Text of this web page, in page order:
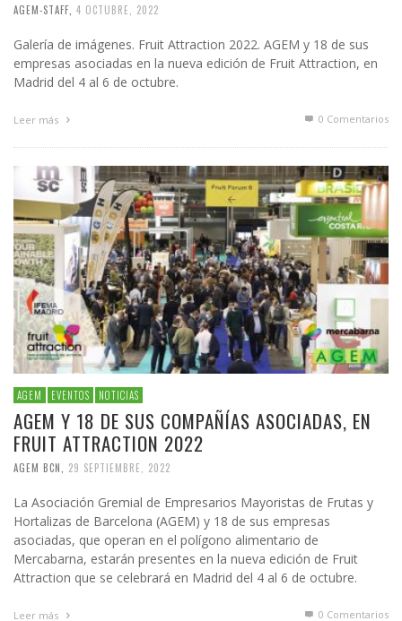
AGEM-STAFF 4 OCTUBRE, 2022
Galería de imágenes. Fruit Attraction 2022. AGEM y 18 de sus
empresas asociadas en la nueva edición de Fruit Attraction, en
Madrid del 4 al 6 de octubre.
Leer más 0 Comentarios
AGEM EVENTOS NOTICIAS
AGEM Y 18 DE SUS COMPAÑÍAS ASOCIADAS, EN
FRUIT ATTRACTION 2022
AGEM BCN 29 SEPTIEMBRE, 2022
La Asociación Gremial de Empresarios Mayoristas de Frutas y
Hortalizas de Barcelona (AGEM) y 18 de sus empresas
asociadas, que operan en el polígono alimentario de
Mercabarna, estarán presentes en la nueva edición de Fruit
Attraction que se celebrará en Madrid del 4 al 6 de octubre.
Leer más 0 Comentarios